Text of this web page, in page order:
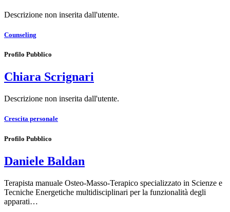
Descrizione non inserita dall'utente.
Counseling
Profilo Pubblico
Chiara Scrignari
Descrizione non inserita dall'utente.
Crescita personale
Profilo Pubblico
Daniele Baldan
Terapista manuale Osteo-Masso-Terapico specializzato in Scienze e
Tecniche Energetiche multidisciplinari per la funzionalità degli
apparati…